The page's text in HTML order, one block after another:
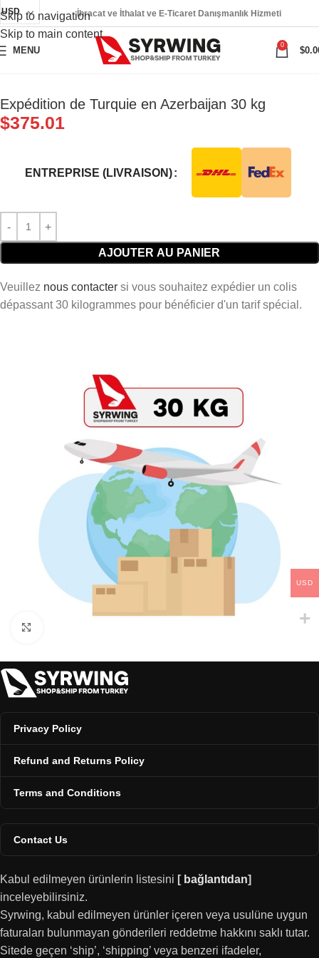
Skip to navigation
Skip to main content
USD İhracat ve İthalat ve E-Ticaret Danışmanlık Hizmeti
MENU
0
$
Expédition de Turquie en Azerbaijan 30 kg
$375.01
ENTREPRISE (LIVRAISON)
AJOUTER AU PANIER
Veuillez nous contacter si vous souhaitez expédier un colis
dépassant 30 kilogrammes pour bénéficier d'un tarif spécial.
Privacy Policy
Refund and Returns Policy
Terms and Conditions
Contact Us
Kabul edilmeyen ürünlerin listesini [ bağlantıdan]
inceleyebilirsiniz.
Syrwing, kabul edilmeyen ürünler içeren veya usulüne uygun
faturaları bulunmayan gönderileri reddetme hakkını saklı tutar.
Sitede geçen ‘ship’, ‘shipping’ veya benzeri ifadeler,
USD